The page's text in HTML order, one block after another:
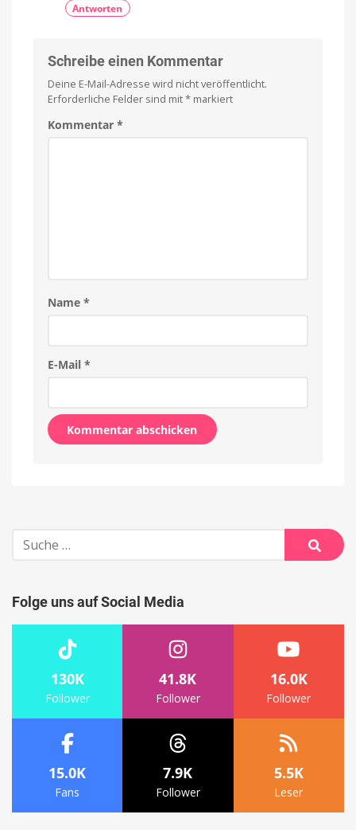
Antworten
Schreibe einen Kommentar
Deine E-Mail-Adresse wird nicht veröffentlicht.
Erforderliche Felder sind mit* markiert
Kommentar *
Name *
E-Mail *
Suche
nach:
Suche
Folge uns auf Social Media
130K
Follower
41.8K
Follower
16.0K
Follower
15.0K
Fans
7.9K
Follower
5.5K
Leser